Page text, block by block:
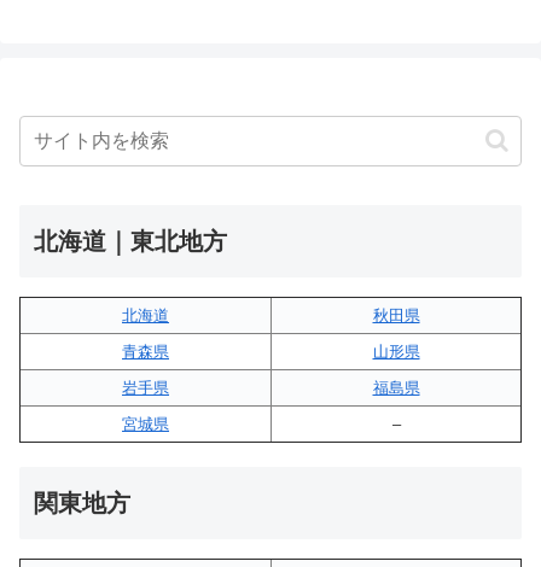
北海道｜東北地方
北海道
秋田県
青森県
山形県
岩手県
福島県
宮城県
–
関東地方